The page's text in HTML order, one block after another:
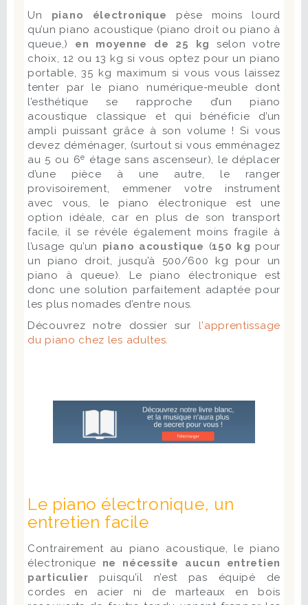
Un piano électronique
pèse moins lourd
qu’un piano acoustique (piano droit ou piano à
queue,) en moyenne de 25 kg
selon votre
choix, 12 ou 13 kg si vous optez pour un piano
portable, 35 kg maximum si vous vous laissez
tenter par le piano numérique-meuble dont
l’esthétique se rapproche d’un piano
acoustique classique et qui bénéficie d’un
ampli puissant grâce à son volume ! Si vous
devez déménager, (surtout si vous emménagez
au 5 ou 6e étage sans ascenseur), le déplacer
d’une pièce à une autre, le ranger
provisoirement, emmener votre instrument
avec vous, le piano électronique est une
option idéale, car en plus de son transport
facile, il se révèle également moins fragile à
l’usage qu’un piano acoustique (150 kg pour
un piano droit, jusqu’à 500/600 kg pour un
piano à queue).
Le piano électronique est
donc une solution parfaitement adaptée pour
les plus nomades d’entre nous.
Découvrez notre dossier sur l'apprentissage
du piano chez les adultes.
Le piano électronique, un
entretien facile
Contrairement au piano acoustique, le piano
électronique ne
nécessite aucun entretien
particulier puisqu’il n’est pas équipé de
cordes en acier ni de marteaux en bois